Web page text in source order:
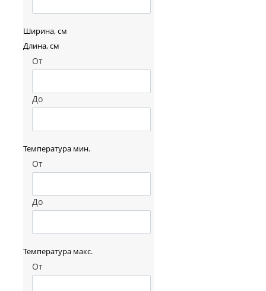
Ширина, см
Длина, см
От
До
Температура мин.
От
До
Температура макс.
От